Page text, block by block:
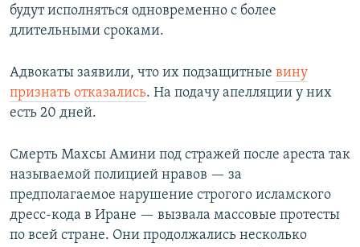
будут исполняться одновременно с более
длительными сроками.
Адвокаты заявили, что их подзащитные вину
признать отказались. На подачу апелляции у них
есть 20 дней.
Смерть Махсы Амини под стражей после ареста так
называемой полицией нравов — за
предполагаемое нарушение строгого исламского
дресс-кода в Иране — вызвала массовые протесты
по всей стране. Они продолжались несколько